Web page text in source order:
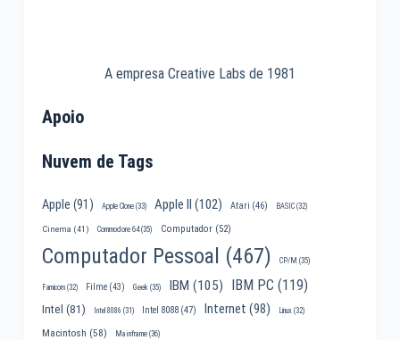
A empresa Creative Labs de 1981
Apoio
Nuvem de Tags
Apple (91) Apple Clone(33) Apple II (102) Atari (46) BASIC(32)
Cinema (41) Commodore 64(35) Computador(52)
Computador Pessoal (467) CP/M (35)
Famicom(32) Filme(43) Geek (35) IBM (105) IBM PC (119)
Intel (81) Intel 8086 (31) Intel 8088(47) Internet (98) Linux(32)
Macintosh (58) Mainframe(36)